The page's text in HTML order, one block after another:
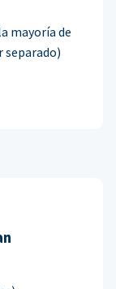
mayoría de
separado)